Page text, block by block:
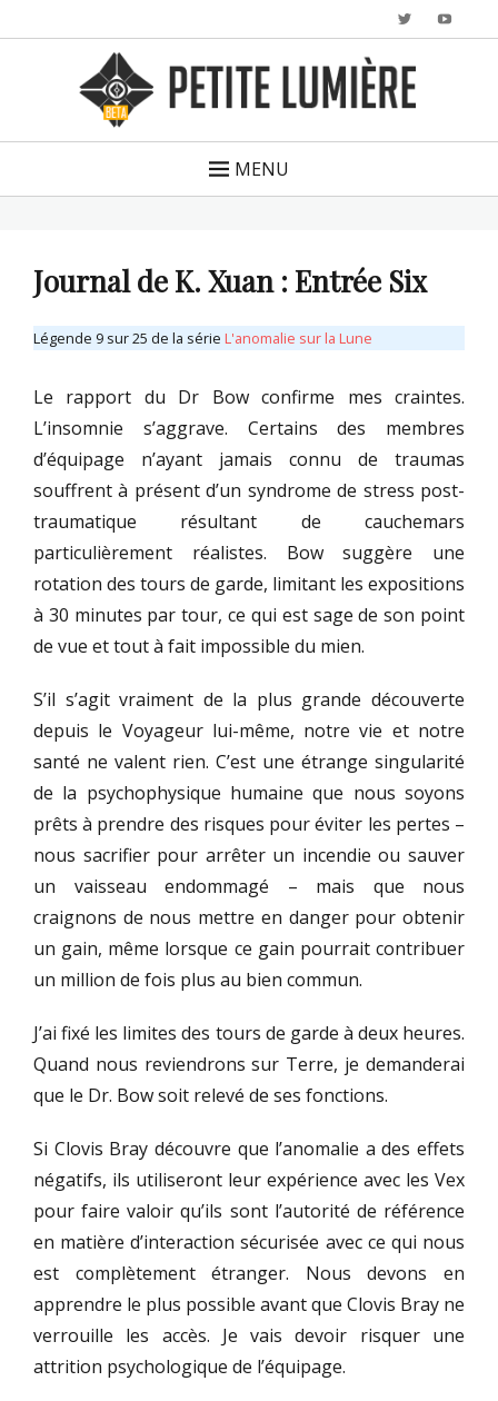
Twitter
MENU
Journal de K. Xuan : Entrée Six
Légende 9 sur 25 de la série L'anomalie sur la Lune
Le rapport du Dr Bow confirme mes craintes.
L’insomnie s’aggrave. Certains des membres
d’équipage n’ayant jamais connu de traumas
souffrent à présent d’un syndrome de stress post-
traumatique résultant de cauchemars
particulièrement réalistes. Bow suggère une
rotation des tours de garde, limitant les expositions
à 30 minutes par tour, ce qui est sage de son point
de vue et tout à fait impossible du mien.
S’il s’agit vraiment de la plus grande découverte
depuis le Voyageur lui-même, notre vie et notre
santé ne valent rien. C’est une étrange singularité
de la psychophysique humaine que nous soyons
prêts à prendre des risques pour éviter les pertes –
nous sacrifier pour arrêter un incendie ou sauver
un vaisseau endommagé – mais que nous
craignons de nous mettre en danger pour obtenir
un gain, même lorsque ce gain pourrait contribuer
un million de fois plus au bien commun.
J’ai fixé les limites des tours de garde à deux heures.
Quand nous reviendrons sur Terre, je demanderai
que le Dr. Bow soit relevé de ses fonctions.
Si Clovis Bray découvre que l’anomalie a des effets
négatifs, ils utiliseront leur expérience avec les Vex
pour faire valoir qu’ils sont l’autorité de référence
en matière d’interaction sécurisée avec ce qui nous
est complètement étranger. Nous devons en
apprendre le plus possible avant que Clovis Bray ne
verrouille les accès. Je vais devoir risquer une
attrition psychologique de l’équipage.